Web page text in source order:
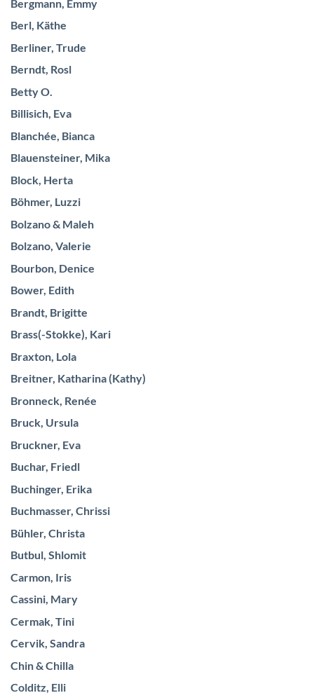
Bergmann, Emmy
Berl, Käthe
Berliner, Trude
Berndt, Rosl
Betty O.
Billisich, Eva
Blanchée, Bianca
Blauensteiner, Mika
Block, Herta
Böhmer, Luzzi
Bolzano & Maleh
Bolzano, Valerie
Bourbon, Denice
Bower, Edith
Brandt, Brigitte
Brass(-Stokke), Kari
Braxton, Lola
Breitner, Katharina (Kathy)
Bronneck, Renée
Bruck, Ursula
Bruckner, Eva
Buchar, Friedl
Buchinger, Erika
Buchmasser, Chrissi
Bühler, Christa
Butbul, Shlomit
Carmon, Iris
Cassini, Mary
Cermak, Tini
Cervik, Sandra
Chin & Chilla
Colditz, Elli